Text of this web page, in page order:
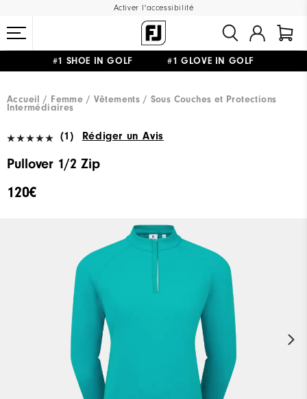
Activer l'accessibilité
#1 SHOE IN GOLF #1 GLOVE IN GOLF
Accueil
Femme Vêtements Sous Couches et Protections
Intermédiaires
(1) Rédiger un Avis
Pullover 1/2 Zip
120€